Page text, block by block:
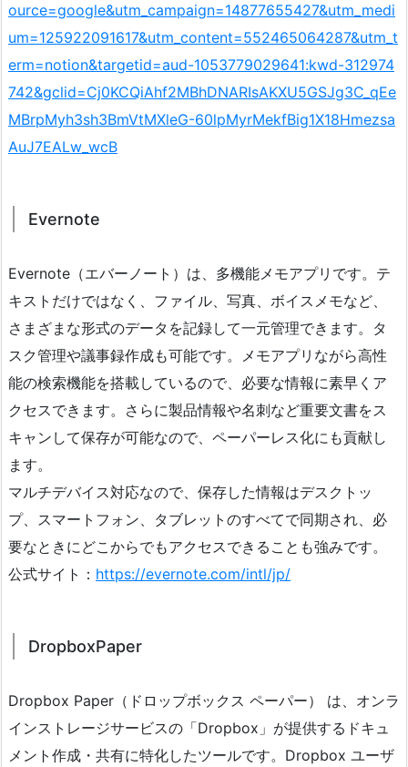
ource=google&utm_campaign=14877655427&utm_medi
um=125922091617&utm_content=552465064287&utm_t
erm=notion&targetid=aud-1053779029641:kwd-312974
742&gclid=Cj0KCQiAhf2MBhDNARIsAKXU5GSJg3C_qEe
MBrpMyh3sh3BmVtMXleG-60lpMyrMekfBig1X18Hmezsa
AuJ7EALw_wcB
Evernote
Evernote（エバーノート）は、多機能メモアプリです。テ
キストだけではなく、ファイル、写真、ボイスメモなど、
さまざまな形式のデータを記録して一元管理できます。タ
スク管理や議事録作成も可能です。メモアプリながら高性
能の検索機能を搭載しているので、必要な情報に素早くア
クセスできます。さらに製品情報や名刺など重要文書をス
キャンして保存が可能なので、ペーパーレス化にも貢献し
ます。
マルチデバイス対応なので、保存した情報はデスクトッ
プ、スマートフォン、タブレットのすべてで同期され、必
要なときにどこからでもアクセスできることも強みです。
公式サイト： https://evernote.com/intl/jp/
DropboxPaper
Dropbox Paper（ドロップボックス ペーパー） は、オンラ
インストレージサービスの「Dropbox」が提供するドキュ
メント作成・共有に特化したツールです。Dropbox ユーザ